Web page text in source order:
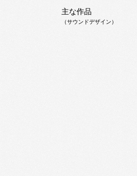
主な作品
（サウンドデザイン）